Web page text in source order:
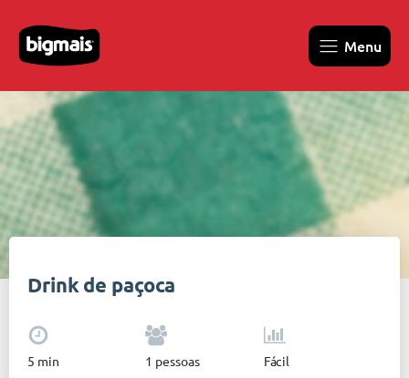
Menu
Drink de paçoca
5 min 1 pessoas Fácil
Bigmais• Receitas juninas•Drink de paçoca